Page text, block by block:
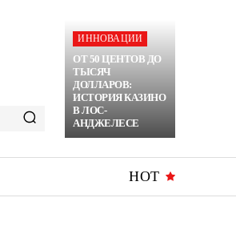
ИННОВАЦИИ
ОТ 50 ЦЕНТОВ ДО
ТЫСЯЧ
ДОЛЛАРОВ:
ИСТОРИЯ КАЗИНО
В ЛОС-
АНДЖЕЛЕСЕ
HOT